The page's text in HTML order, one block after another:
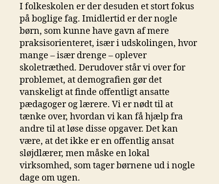
I folkeskolen er der desuden et stort fokus
på boglige fag. Imidlertid er der nogle
børn, som kunne have gavn af mere
praksisorienteret, især i udskolingen, hvor
mange – især drenge – oplever
skoletræthed. Derudover står vi over for
problemet, at demografien gør det
vanskeligt at finde offentligt ansatte
pædagoger og lærere. Vi er nødt til at
tænke over, hvordan vi kan få hjælp fra
andre til at løse disse opgaver. Det kan
være, at det ikke er en offentlig ansat
sløjdlærer, men måske en lokal
virksomhed, som tager børnene ud i nogle
dage om ugen.